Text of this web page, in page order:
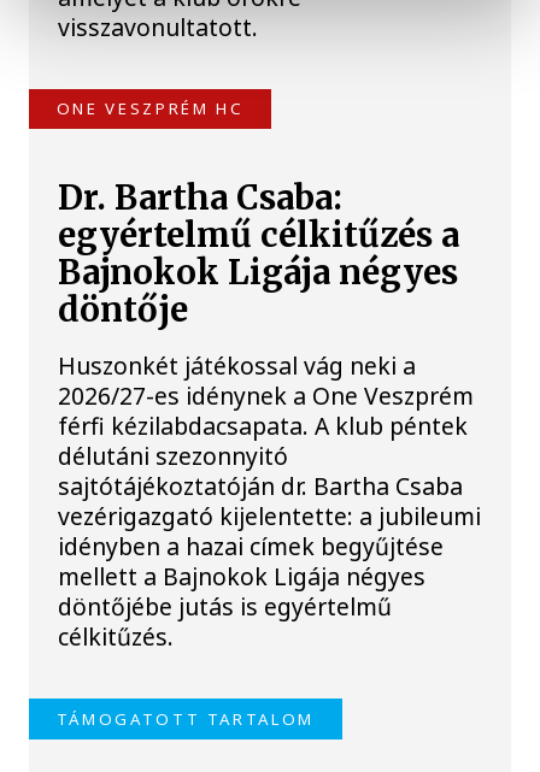
visszavonultatott.
ONE VESZPRÉM HC
Dr. Bartha Csaba:
egyértelmű célkitűzés a
Bajnokok Ligája négyes
döntője
Huszonkét játékossal vág neki a
2026/27-es idénynek a One Veszprém
férfi kézilabdacsapata. A klub péntek
délutáni szezonnyitó
sajtótájékoztatóján dr. Bartha Csaba
vezérigazgató kijelentette: a jubileumi
idényben a hazai címek begyűjtése
mellett a Bajnokok Ligája négyes
döntőjébe jutás is egyértelmű
célkitűzés.
TÁMOGATOTT TARTALOM